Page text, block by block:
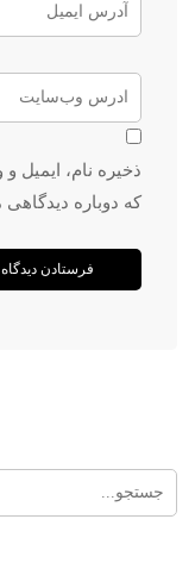
ذخیره نام، ایمیل
که دوباره